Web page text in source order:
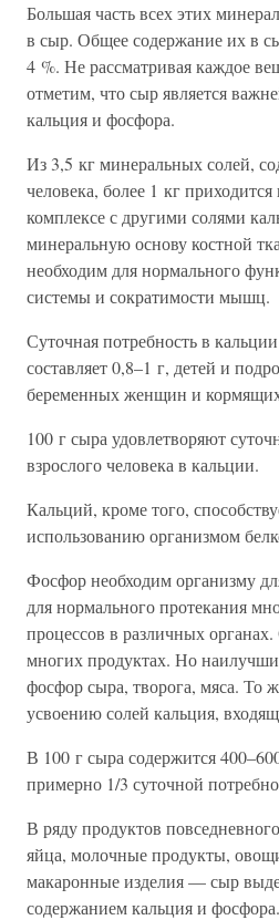
Большая часть всех этих
в сыр. Общее содержание их в
4 %. Не рассматривая каждое
отметим, что сыр является
кальция и фосфора.
Из 3,5 кг минеральных солей,
человека, более 1 кг
комплексе с другими солями
минеральную основу костной
необходим для нормального
системы и сократимости мышц.
Суточная потребность в
составляет 0,8–1 г, детей и
беременных женщин и
100 г сыра удовлетворяют
взрослого человека в кальции.
Кальций, кроме того,
использованию организмом
Фосфор необходим организму
для нормального протекания
процессов в различных
многих продуктах. Но
фосфор сыра, творога, мяса. То
усвоению солей кальция,
В 100 г сыра содержится
примерно 1/3 суточной
В ряду продуктов
яйца, молочные продукты,
макаронные изделия — сыр
содержанием кальция и фосфора.